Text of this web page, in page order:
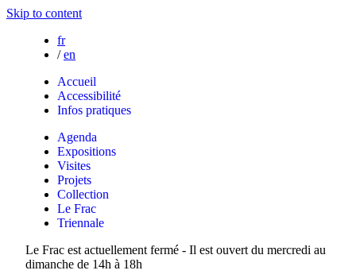
Skip to content
fr
/ en
Accueil
Accessibilité
Infos pratiques
Agenda
Expositions
Visites
Projets
Collection
Le Frac
Triennale
Le Frac est actuellement fermé - Il est ouvert du mercredi au
dimanche de 14h à 18h